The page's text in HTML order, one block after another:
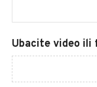
Ubacite video ili